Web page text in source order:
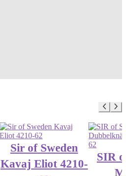
Sir of Sweden
Kavaj Eliot 4210-
SIR